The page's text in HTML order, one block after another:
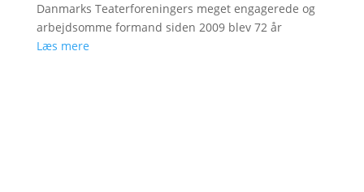
Danmarks Teaterforeningers meget engagerede og
arbejdsomme formand siden 2009 blev 72 år
Læs mere